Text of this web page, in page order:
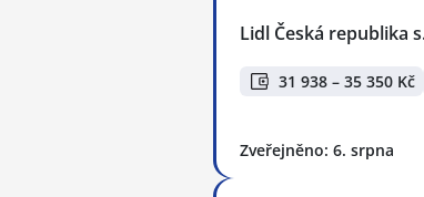
Lidl Česká republika
31 938 – 35 350 Kč
Zveřejněno: 6. srpna